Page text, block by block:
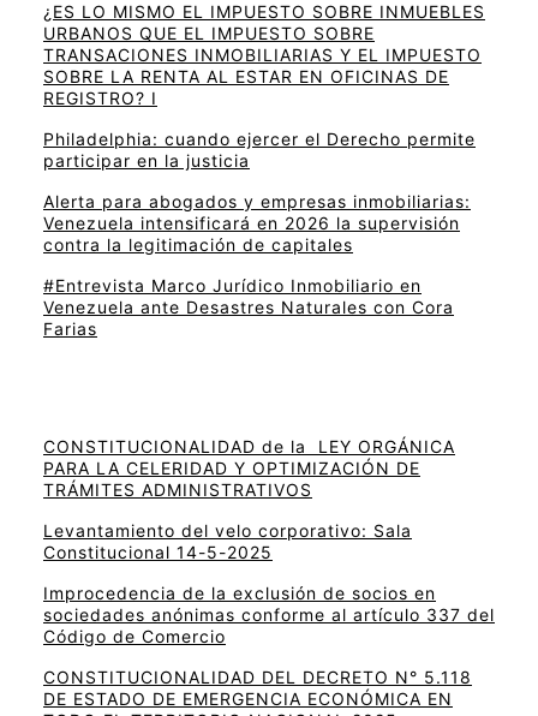
¿ES LO MISMO EL IMPUESTO SOBRE INMUEBLES
URBANOS QUE EL IMPUESTO SOBRE
TRANSACIONES INMOBILIARIAS Y EL IMPUESTO
SOBRE LA RENTA AL ESTAR EN OFICINAS DE
REGISTRO? I
Philadelphia: cuando ejercer el Derecho permite
participar en la justicia
Alerta para abogados y empresas inmobiliarias:
Venezuela intensificará en 2026 la supervisión
contra la legitimación de capitales
#Entrevista Marco Jurídico Inmobiliario en
Venezuela ante Desastres Naturales con Cora
Farias
CONSTITUCIONALIDAD de la LEY ORGÁNICA
PARA LA CELERIDAD Y OPTIMIZACIÓN DE
TRÁMITES ADMINISTRATIVOS
Levantamiento del velo corporativo: Sala
Constitucional 14-5-2025
Improcedencia de la exclusión de socios en
sociedades anónimas conforme al artículo 337 del
Código de Comercio
CONSTITUCIONALIDAD DEL DECRETO N° 5.118
DE ESTADO DE EMERGENCIA ECONÓMICA EN